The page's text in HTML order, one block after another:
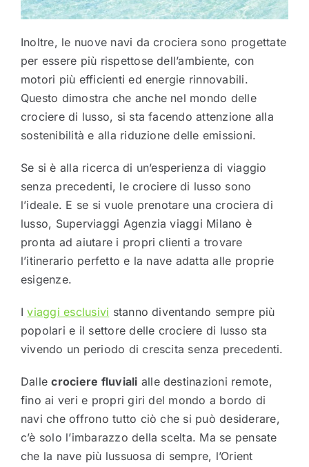
Inoltre, le nuove navi da crociera sono progettate
per essere più rispettose dell’ambiente, con
motori più efficienti ed energie rinnovabili.
Questo dimostra che anche nel mondo delle
crociere di lusso, si sta facendo attenzione alla
sostenibilità e alla riduzione delle emissioni.
Se si è alla ricerca di un’esperienza di viaggio
senza precedenti, le crociere di lusso sono
l’ideale. E se si vuole prenotare una crociera di
lusso, Superviaggi Agenzia viaggi Milano è
pronta ad aiutare i propri clienti a trovare
l’itinerario perfetto e la nave adatta alle proprie
esigenze.
Iviaggi esclusivi stanno diventando sempre più
popolari e il settore delle crociere di lusso sta
vivendo un periodo di crescita senza precedenti.
Dallecrociere fluviali alle destinazioni remote,
fino ai veri e propri giri del mondo a bordo di
navi che offrono tutto ciò che si può desiderare,
c’è solo l’imbarazzo della scelta. Ma se pensate
che la nave più lussuosa di sempre, l’Orient